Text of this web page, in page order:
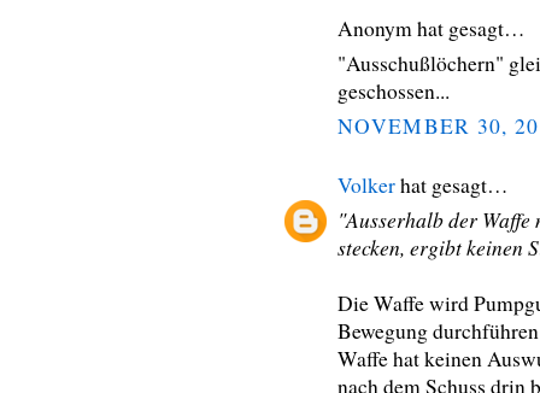
Anonym hat gesagt…
"Ausschußlöchern"
geschossen...
NOVEMBER 30,
Volkerhat gesagt…
"Ausserhalb der
stecken, ergibt keinen
Die Waffe wird
Bewegung
Waffe hat keinen
nach dem Schuss drin